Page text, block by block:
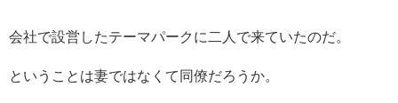
会社で設営したテーマパークに二人で来ていたのだ。
ということは妻ではなくて同僚だろうか。